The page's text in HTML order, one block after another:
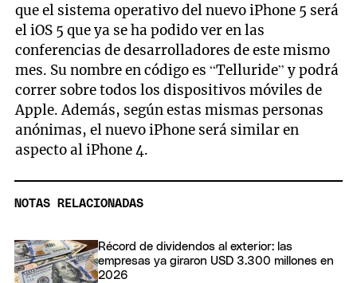
que el sistema operativo del nuevo iPhone 5 será
el iOS 5 que ya se ha podido ver en las
conferencias de desarrolladores de este mismo
mes. Su nombre en código es “Telluride” y podrá
correr sobre todos los dispositivos móviles de
Apple. Además, según estas mismas personas
anónimas, el nuevo iPhone será similar en
aspecto al iPhone 4.
NOTAS RELACIONADAS
Récord de dividendos al exterior: las
empresas ya giraron USD 3.300 millones en
2026